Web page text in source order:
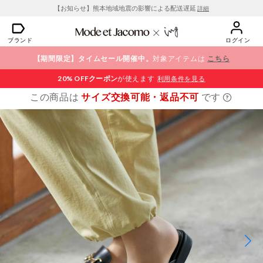
【お知らせ】熊本地域地震の影響による配送遅延 詳細
ブランド ログイン
【期間限定】タイムセール開催中。対象アイテムは こちら
20% OFFクーポンが使えます 利用条件を見る
この商品はサイズ交換可能・返品不可 です